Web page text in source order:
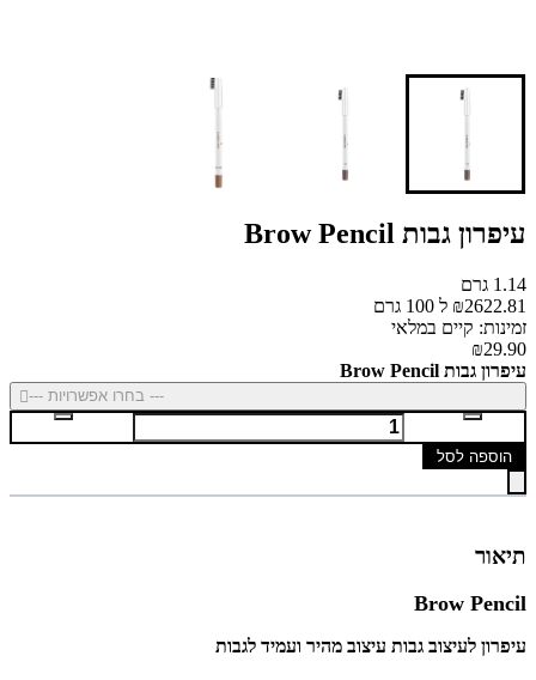
עיפרון גבות Brow Pencil
1.14 גרם
₪2622.81 ל 100 גרם
זמינות: קיים במלאי
₪29.90
עיפרון גבות Brow Pencil
--- בחרו אפשרויות ---
הוספה לסל
תיאור
Brow Pencil
עיפרון לעיצוב גבות עיצוב מהיר ועמיד לגבות